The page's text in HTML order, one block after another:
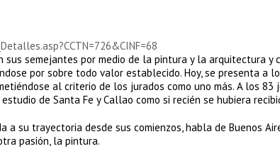
sus semejantes por medio de la pintura y la arquitectura y
por sobre todo valor establecido. Hoy, se presenta a
al criterio de los jurados como uno más. A los 83
de Santa Fe y Callao como si recién se hubiera
su trayectoria desde sus comienzos, habla de Buenos
pasión, la pintura.